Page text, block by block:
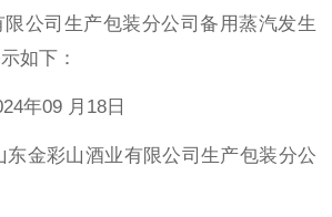
公司生产包装分公司备用蒸汽发生
如下：
年09 月 18 日
东金彩山酒业有限公司生产包装分公